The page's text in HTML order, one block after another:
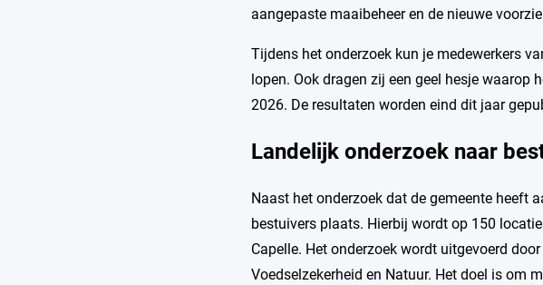
aangepaste maaibeheer en de nieuwe
Tijdens het onderzoek kun je medewerkers
lopen. Ook dragen zij een geel hesje
2026. De resultaten worden eind dit jaar
Landelijk onderzoek naar
Naast het onderzoek dat de gemeente heeft
bestuivers plaats. Hierbij wordt op 150
Capelle. Het onderzoek wordt uitgevoerd
Voedselzekerheid en Natuur. Het doel is om